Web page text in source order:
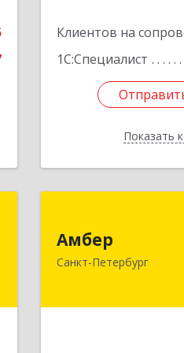
Клиентов на
1С:Специалист
Показать
Амбер
Санкт-Петербург
191119, Санкт-